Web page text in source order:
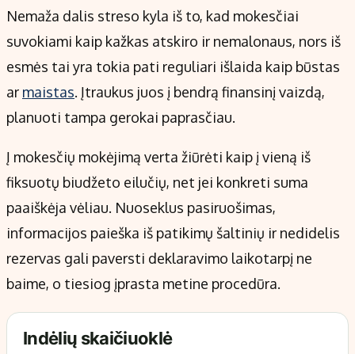
Nemaža dalis streso kyla iš to, kad mokesčiai
suvokiami kaip kažkas atskiro ir nemalonaus, nors iš
esmės tai yra tokia pati reguliari išlaida kaip būstas
ar maistas. Įtraukus juos į bendrą finansinį vaizdą,
planuoti tampa gerokai paprasčiau.
Į mokesčių mokėjimą verta žiūrėti kaip į vieną iš
fiksuotų biudžeto eilučių, net jei konkreti suma
paaiškėja vėliau. Nuoseklus pasiruošimas,
informacijos paieška iš patikimų šaltinių ir nedidelis
rezervas gali paversti deklaravimo laikotarpį ne
baime, o tiesiog įprasta metine procedūra.